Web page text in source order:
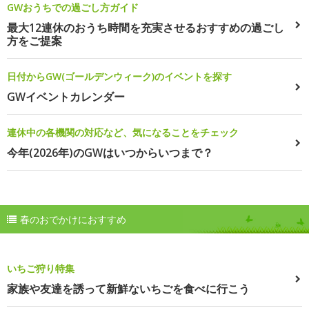
GWおうちでの過ごし方ガイド
最大12連休のおうち時間を充実させるおすすめの過ごし
方をご提案
日付からGW(ゴールデンウィーク)のイベントを探す
GWイベントカレンダー
連休中の各機関の対応など、気になることをチェック
今年(2026年)のGWはいつからいつまで？
春のおでかけにおすすめ
いちご狩り特集
家族や友達を誘って新鮮ないちごを食べに行こう